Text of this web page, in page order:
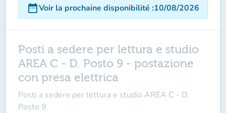
date_rangeVoir la prochaine disponibilité :10/08/2026
Posti a sedere per lettura e studio
AREA C - D. Posto 9 - postazione
con presa elettrica
Posti a sedere per lettura e studio AREA C - D.
Posto 9